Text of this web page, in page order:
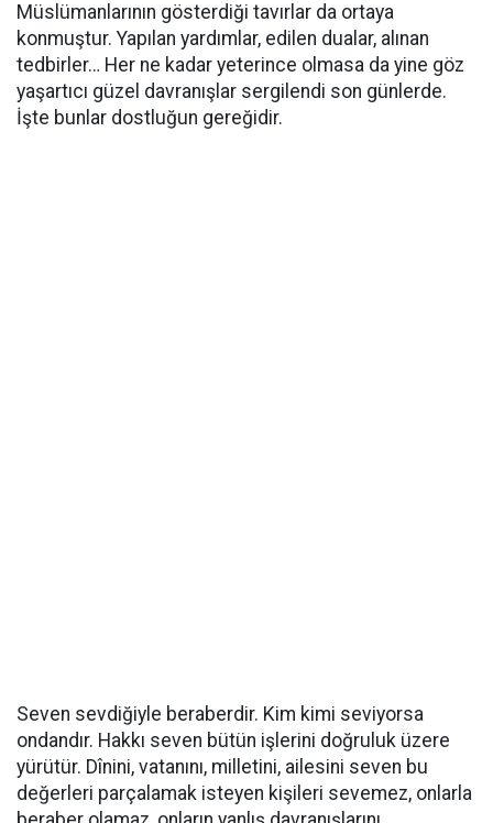
Müslümanlarının gösterdiği tavırlar da ortaya
konmuştur. Yapılan yardımlar, edilen dualar, alınan
tedbirler… Her ne kadar yeterince olmasa da yine göz
yaşartıcı güzel davranışlar sergilendi son günlerde.
İşte bunlar dostluğun gereğidir.
Seven sevdiğiyle beraberdir. Kim kimi seviyorsa
ondandır. Hakkı seven bütün işlerini doğruluk üzere
yürütür. Dînini, vatanını, milletini, ailesini seven bu
değerleri parçalamak isteyen kişileri sevemez, onlarla